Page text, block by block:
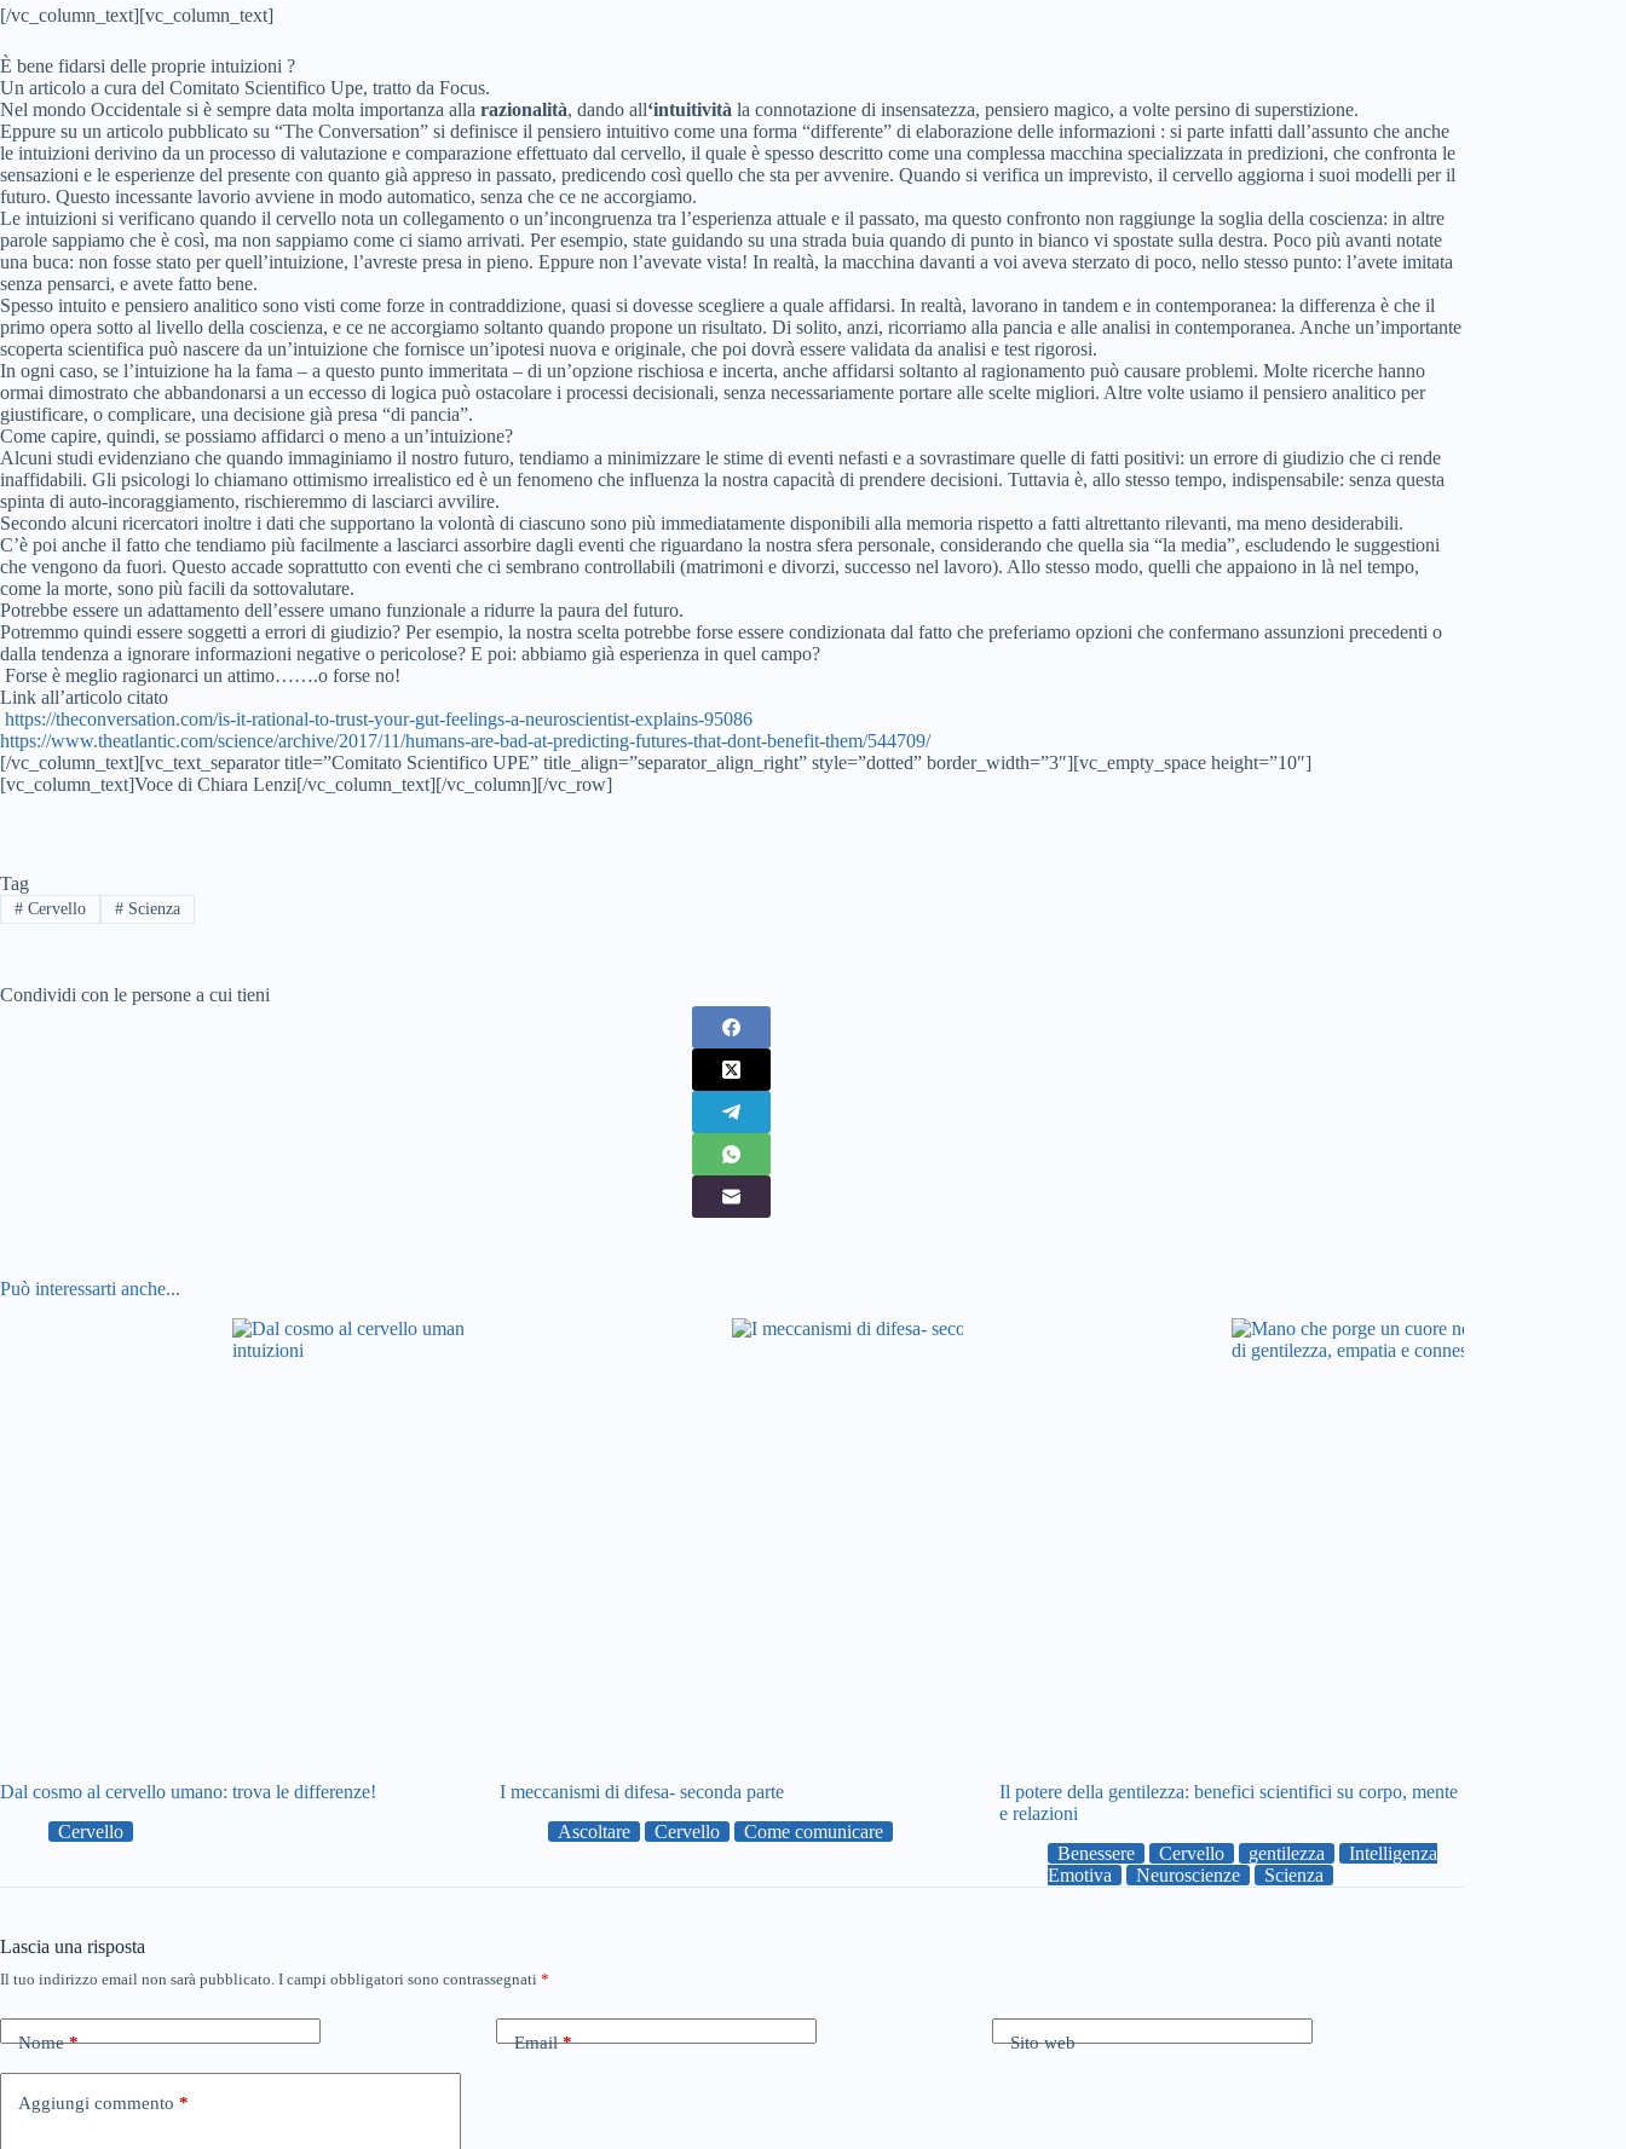
[/vc_column_text][vc_column_text]
È bene fidarsi delle proprie intuizioni ?
Un articolo a cura del Comitato Scientifico Upe, tratto da Focus.
Nel mondo Occidentale si è sempre data molta importanza alla razionalità, dando all‘intuitività la connotazione di insensatezza, pensiero magico, a volte persino di superstizione.
Eppure su un articolo pubblicato su “The Conversation” si definisce il pensiero intuitivo come una forma “differente” di elaborazione delle informazioni : si parte infatti dall’assunto che anche
le intuizioni derivino da un processo di valutazione e comparazione effettuato dal cervello, il quale è spesso descritto come una complessa macchina specializzata in predizioni, che confronta le
sensazioni e le esperienze del presente con quanto già appreso in passato, predicendo così quello che sta per avvenire. Quando si verifica un imprevisto, il cervello aggiorna i suoi modelli per il
futuro. Questo incessante lavorio avviene in modo automatico, senza che ce ne accorgiamo.
Le intuizioni si verificano quando il cervello nota un collegamento o un’incongruenza tra l’esperienza attuale e il passato, ma questo confronto non raggiunge la soglia della coscienza: in altre
parole sappiamo che è così, ma non sappiamo come ci siamo arrivati. Per esempio, state guidando su una strada buia quando di punto in bianco vi spostate sulla destra. Poco più avanti notate
una buca: non fosse stato per quell’intuizione, l’avreste presa in pieno. Eppure non l’avevate vista! In realtà, la macchina davanti a voi aveva sterzato di poco, nello stesso punto: l’avete imitata
senza pensarci, e avete fatto bene.
Spesso intuito e pensiero analitico sono visti come forze in contraddizione, quasi si dovesse scegliere a quale affidarsi. In realtà, lavorano in tandem e in contemporanea: la differenza è che il
primo opera sotto al livello della coscienza, e ce ne accorgiamo soltanto quando propone un risultato. Di solito, anzi, ricorriamo alla pancia e alle analisi in contemporanea. Anche un’importante
scoperta scientifica può nascere da un’intuizione che fornisce un’ipotesi nuova e originale, che poi dovrà essere validata da analisi e test rigorosi.
In ogni caso, se l’intuizione ha la fama – a questo punto immeritata – di un’opzione rischiosa e incerta, anche affidarsi soltanto al ragionamento può causare problemi. Molte ricerche hanno
ormai dimostrato che abbandonarsi a un eccesso di logica può ostacolare i processi decisionali, senza necessariamente portare alle scelte migliori. Altre volte usiamo il pensiero analitico per
giustificare, o complicare, una decisione già presa “di pancia”.
Come capire, quindi, se possiamo affidarci o meno a un’intuizione?
Alcuni studi evidenziano che quando immaginiamo il nostro futuro, tendiamo a minimizzare le stime di eventi nefasti e a sovrastimare quelle di fatti positivi: un errore di giudizio che ci rende
inaffidabili. Gli psicologi lo chiamano ottimismo irrealistico ed è un fenomeno che influenza la nostra capacità di prendere decisioni. Tuttavia è, allo stesso tempo, indispensabile: senza questa
spinta di auto-incoraggiamento, rischieremmo di lasciarci avvilire.
Secondo alcuni ricercatori inoltre i dati che supportano la volontà di ciascuno sono più immediatamente disponibili alla memoria rispetto a fatti altrettanto rilevanti, ma meno desiderabili.
C’è poi anche il fatto che tendiamo più facilmente a lasciarci assorbire dagli eventi che riguardano la nostra sfera personale, considerando che quella sia “la media”, escludendo le suggestioni
che vengono da fuori. Questo accade soprattutto con eventi che ci sembrano controllabili (matrimoni e divorzi, successo nel lavoro). Allo stesso modo, quelli che appaiono in là nel tempo,
come la morte, sono più facili da sottovalutare.
Potrebbe essere un adattamento dell’essere umano funzionale a ridurre la paura del futuro.
Potremmo quindi essere soggetti a errori di giudizio? Per esempio, la nostra scelta potrebbe forse essere condizionata dal fatto che preferiamo opzioni che confermano assunzioni precedenti o
dalla tendenza a ignorare informazioni negative o pericolose? E poi: abbiamo già esperienza in quel campo?
Forse è meglio ragionarci un attimo…….o forse no!
Link all’articolo citato
https://theconversation.com/is-it-rational-to-trust-your-gut-feelings-a-neuroscientist-explains-95086
https://www.theatlantic.com/science/archive/2017/11/humans-are-bad-at-predicting-futures-that-dont-benefit-them/544709/
[/vc_column_text][vc_text_separator title=”Comitato Scientifico UPE” title_align=”separator_align_right” style=”dotted” border_width=”3″][vc_empty_space height=”10″]
[vc_column_text]Voce di Chiara Lenzi[/vc_column_text][/vc_column][/vc_row]
Tag
#Cervello #Scienza
Condividi con le persone a cui tieni
Può interessarti anche...
Dal cosmo al cervello umano: trova le differenze!
Cervello
I meccanismi di difesa- seconda parte
Ascoltare
Cervello Come comunicare
Il potere della gentilezza: benefici scientifici su corpo, mente
e relazioni
Benessere
Cervello gentilezza
Intelligenza
Emotiva
Neuroscienze Scienza
Lascia una risposta
Il tuo indirizzo email non sarà pubblicato. I campi obbligatori sono contrassegnati *
Nome* Email* Sito web
Aggiungi commento *